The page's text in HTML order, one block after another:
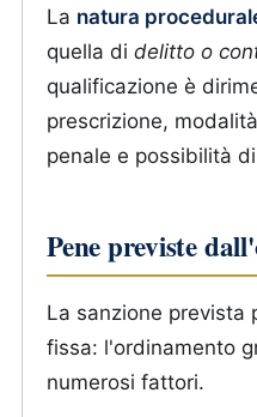
La natura
quella di delitto o
qualificazione è
prescrizione,
penale e possibilità
Pene previste
La sanzione prevista
fissa: l'ordinamento
numerosi fattori.